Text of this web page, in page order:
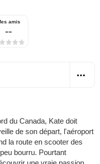
amis
--
du Canada, Kate doit
de son départ, l'aéroport
la route en scooter des
bourru. Pourtant